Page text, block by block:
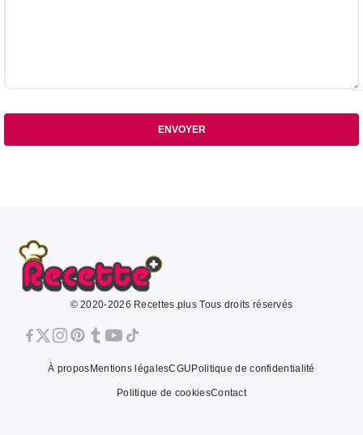
ENVOYER
© 2020-2026 Recettes.plus Tous droits réservés
À propos Mentions légalesCGU Politique de confidentialité
Politique de cookiesContact